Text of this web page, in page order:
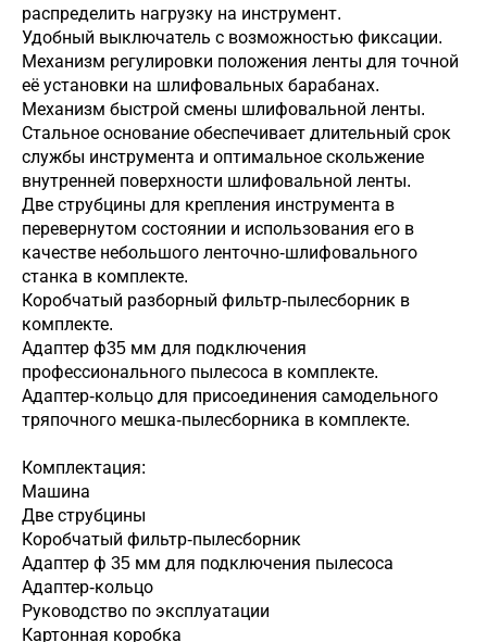
распределить нагрузку на инструмент.
Удобный выключатель с возможностью фиксации.
Механизм регулировки положения ленты для точной
её установки на шлифовальных барабанах.
Механизм быстрой смены шлифовальной ленты.
Стальное основание обеспечивает длительный срок
службы инструмента и оптимальное скольжение
внутренней поверхности шлифовальной ленты.
Две струбцины для крепления инструмента в
перевернутом состоянии и использования его в
качестве небольшого ленточно-шлифовального
станка в комплекте.
Коробчатый разборный фильтр-пылесборник в
комплекте.
Адаптер ф35 мм для подключения
профессионального пылесоса в комплекте.
Адаптер-кольцо для присоединения самодельного
тряпочного мешка-пылесборника в комплекте.
Комплектация:
Машина
Две струбцины
Коробчатый фильтр-пылесборник
Адаптер ф 35 мм для подключения пылесоса
Адаптер-кольцо
Руководство по эксплуатации
Картонная коробка